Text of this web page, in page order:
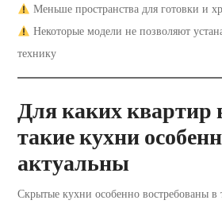
Меньше пространства для готовки и
Некоторые модели не позволяют
технику
Для каких квартир
такие кухни
актуальны
Скрытые кухни особенно востребованы в